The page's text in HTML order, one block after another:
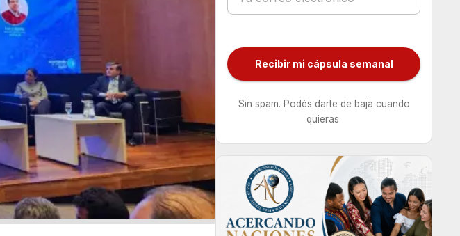
Recibir mi cápsula semanal
Sin spam. Podés darte de baja cuando
quieras.